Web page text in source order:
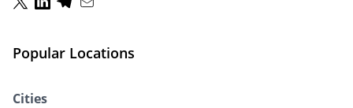
Popular Locations
Cities